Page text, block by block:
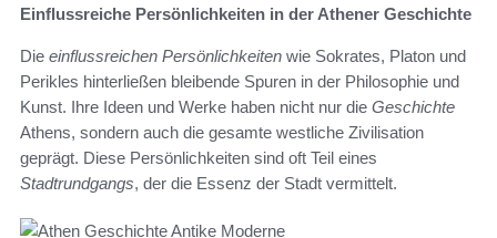
Einflussreiche Persönlichkeiten in der Athener Geschichte
Die einflussreichen Persönlichkeiten wie Sokrates, Platon und
Perikles hinterließen bleibende Spuren in der Philosophie und
Kunst. Ihre Ideen und Werke haben nicht nur die Geschichte
Athens, sondern auch die gesamte westliche Zivilisation
geprägt. Diese Persönlichkeiten sind oft Teil eines
Stadtrundgangs, der die Essenz der Stadt vermittelt.